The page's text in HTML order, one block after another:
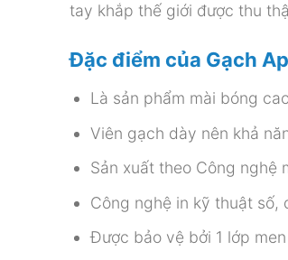
tay khắp thế giới được thu
Đặc điểm của Gạch
Là sản phẩm mài bóng
Viên gạch dày nên khả
Sản xuất theo Công nghệ
Công nghệ in kỹ thuật số,
Được bảo vệ bởi 1 lớp